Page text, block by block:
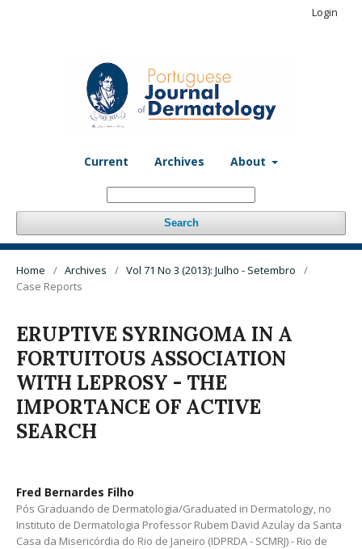
Current Archives About
Search
Login
Home / Archives / Vol 71 No 3 (2013): Julho - Setembro
/
Case Reports
ERUPTIVE SYRINGOMA IN A
FORTUITOUS ASSOCIATION
WITH LEPROSY - THE
IMPORTANCE OF ACTIVE
SEARCH
Fred Bernardes Filho
Pós Graduando de Dermatologia/Graduated in Dermatology, no
Instituto de Dermatologia Professor Rubem David Azulay da Santa
Casa da Misericórdia do Rio de Janeiro (IDPRDA - SCMRJ) - Rio de